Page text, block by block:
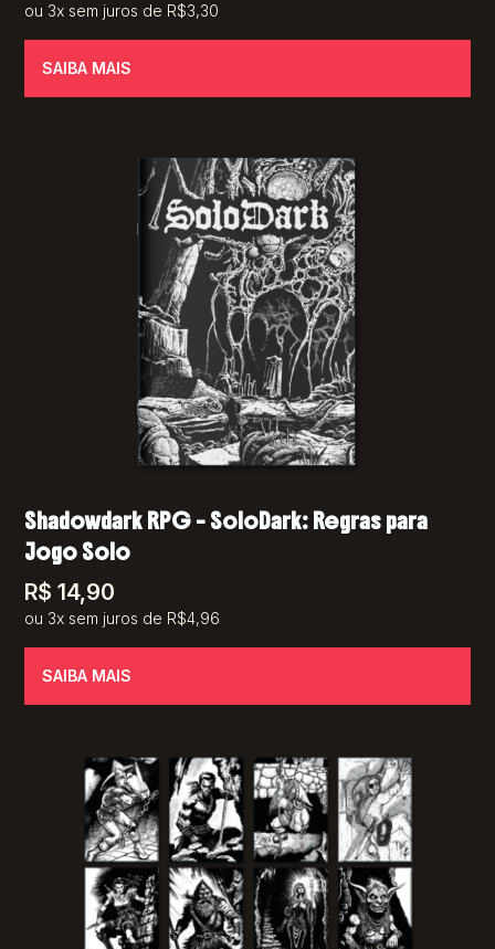
ou 3x sem juros de R$3,30
SAIBA MAIS
Shadowdark RPG – SoloDark: Regras para
Jogo Solo
R$ 14,90
ou 3x sem juros de R$4,96
SAIBA MAIS